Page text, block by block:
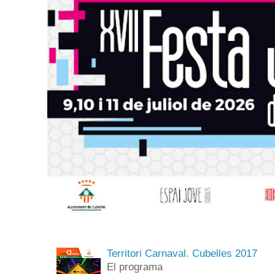
Territori Carnaval. Cubelles 2017
El programa